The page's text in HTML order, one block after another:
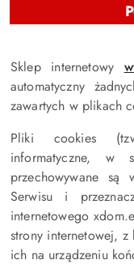
Sklep internetowy
automatyczny
zawartych w plikach
Pliki cookies
informatyczne, w
przechowywane są
Serwisu i
internetowego
strony internetowej,
ich na urządzeniu